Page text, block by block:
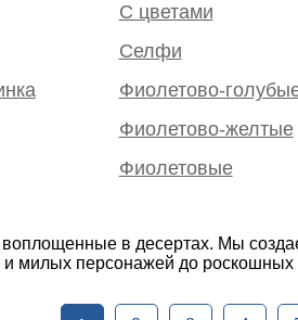
С цветами
Селфи
Фиолетово-
Фиолетово-желтые
Фиолетовые
в десертах. Мы
милых персонажей до